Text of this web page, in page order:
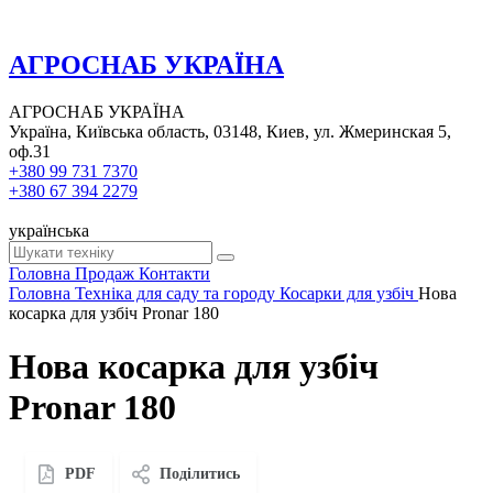
АГРОСНАБ УКРАЇНА
АГРОСНАБ УКРАЇНА
Україна, Київська область, 03148, Киев, ул. Жмеринская 5,
оф.31
+380 99 731 7370
+380 67 394 2279
українська
Головна Продаж Контакти
Головна Техніка для саду та городу Косарки для узбіч Нова
косарка для узбіч Pronar 180
Нова косарка для узбіч
Pronar 180
PDF Поділитись